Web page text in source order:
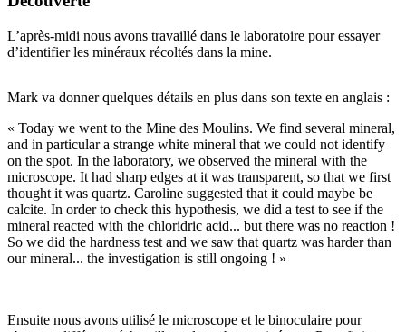
L’après-midi nous avons travaillé dans le laboratoire pour essayer
d’identifier les minéraux récoltés dans la mine.
Mark va donner quelques détails en plus dans son texte en anglais :
« Today we went to the Mine des Moulins. We find several mineral,
and in particular a strange white mineral that we could not identify
on the spot. In the laboratory, we observed the mineral with the
microscope. It had sharp edges at it was transparent, so that we first
thought it was quartz. Caroline suggested that it could maybe be
calcite. In order to check this hypothesis, we did a test to see if the
mineral reacted with the chloridric acid... but there was no reaction !
So we did the hardness test and we saw that quartz was harder than
our mineral... the investigation is still ongoing ! »
Ensuite nous avons utilisé le microscope et le binoculaire pour